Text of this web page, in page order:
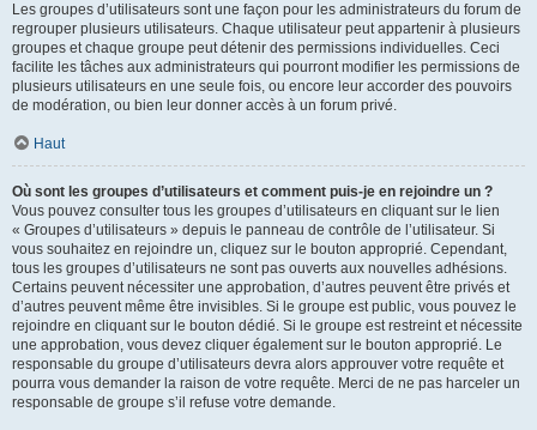
Les groupes d’utilisateurs sont une façon pour les administrateurs du forum de
regrouper plusieurs utilisateurs. Chaque utilisateur peut appartenir à plusieurs
groupes et chaque groupe peut détenir des permissions individuelles. Ceci
facilite les tâches aux administrateurs qui pourront modifier les permissions de
plusieurs utilisateurs en une seule fois, ou encore leur accorder des pouvoirs
de modération, ou bien leur donner accès à un forum privé.
Haut
Où sont les groupes d’utilisateurs et comment puis-je en rejoindre un ?
Vous pouvez consulter tous les groupes d’utilisateurs en cliquant sur le lien
« Groupes d’utilisateurs » depuis le panneau de contrôle de l’utilisateur. Si
vous souhaitez en rejoindre un, cliquez sur le bouton approprié. Cependant,
tous les groupes d’utilisateurs ne sont pas ouverts aux nouvelles adhésions.
Certains peuvent nécessiter une approbation, d’autres peuvent être privés et
d’autres peuvent même être invisibles. Si le groupe est public, vous pouvez le
rejoindre en cliquant sur le bouton dédié. Si le groupe est restreint et nécessite
une approbation, vous devez cliquer également sur le bouton approprié. Le
responsable du groupe d’utilisateurs devra alors approuver votre requête et
pourra vous demander la raison de votre requête. Merci de ne pas harceler un
responsable de groupe s’il refuse votre demande.